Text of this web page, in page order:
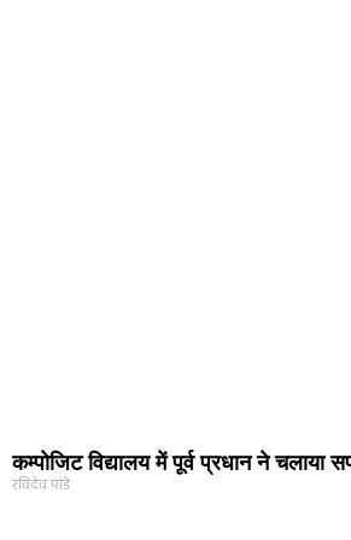
कम्पोजिट विद्यालय में पूर्व प्रधान ने चलाया
रविदेव पांडे